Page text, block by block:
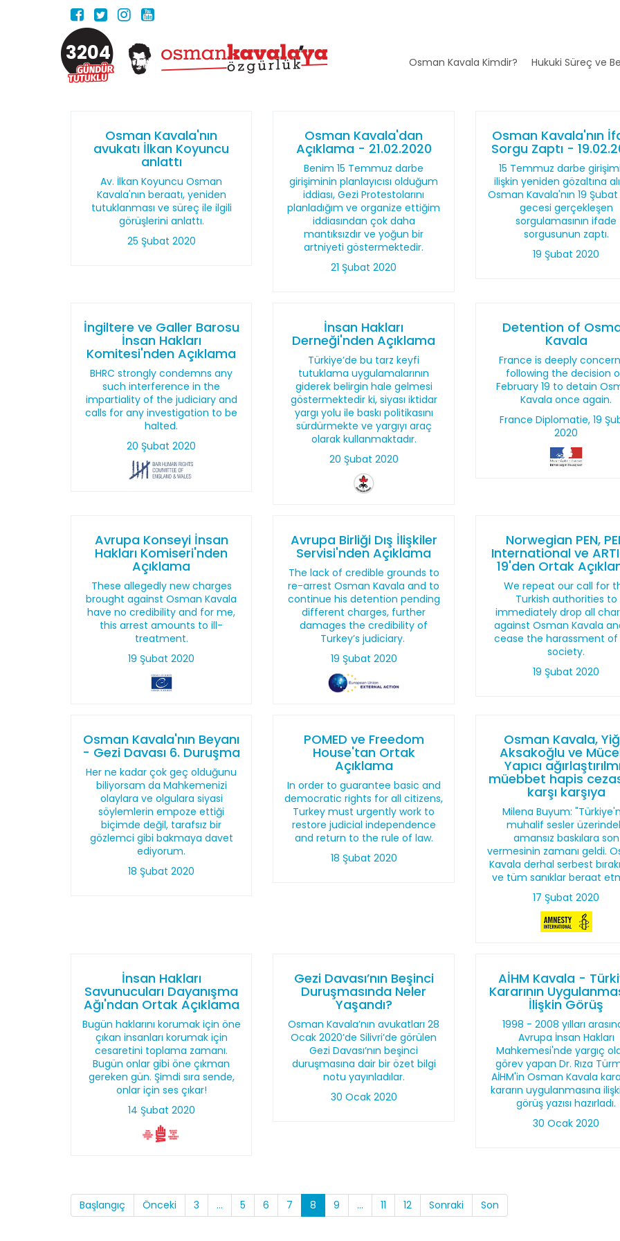
3204 Osman Kavala Kimdir? Hukuki Süreç ve
Osman Kavala'nın
avukatı İlkan Koyuncu
anlattı
Av. İlkan Koyuncu Osman
Kavala'nın beraatı, yeniden
tutuklanması ve süreç ile ilgili
görüşlerini anlattı.
25 Şubat 2020
Osman Kavala'dan
Açıklama - 21.02.2020
Benim 15 Temmuz darbe
girişiminin planlayıcısı olduğum
iddiası, Gezi Protestolarını
planladığım ve organize ettiğim
iddiasından çok daha
mantıksızdır ve yoğun bir
artniyeti göstermektedir.
21 Şubat 2020
Osman Kavala'nın
Sorgu Zaptı -
15 Temmuz darbe
ilişkin yeniden gözaltına
Osman Kavala'nın 19
gecesi gerçekleşen
sorgulamasının ifade
sorgusunun zaptı.
19 Şubat 2020
İngiltere ve Galler Barosu
İnsan Hakları
Komitesi'nden Açıklama
BHRC strongly condemns any
such interference in the
impartiality of the judiciary and
calls for any investigation to be
halted.
20 Şubat 2020
İnsan Hakları
Derneği'nden Açıklama
Türkiye’de bu tarz keyfi
tutuklama uygulamalarının
giderek belirgin hale gelmesi
göstermektedir ki, siyası iktidar
yargı yolu ile baskı politikasını
sürdürmekte ve yargıyı araç
olarak kullanmaktadır.
20 Şubat 2020
Detention of
Kavala
France is deeply
following the decision
February 19 to detain
Kavala once again.
France Diplomatie, 19
2020
Avrupa Konseyi İnsan
Hakları Komiseri'nden
Açıklama
These allegedly new charges
brought against Osman Kavala
have no credibility and for me,
this arrest amounts to ill-
treatment.
19 Şubat 2020
Avrupa Birliği Dış İlişkiler
Servisi'nden Açıklama
The lack of credible grounds to
re-arrest Osman Kavala and to
continue his detention pending
different charges, further
damages the credibility of
Turkey’s judiciary.
19 Şubat 2020
Norwegian PEN,
International ve
19'den Ortak
We repeat our call for
Turkish authorities to
immediately drop all
against Osman Kavala
cease the harassment of
society.
19 Şubat 2020
Osman Kavala'nın Beyanı
- Gezi Davası 6. Duruşma
Her ne kadar çok geç olduğunu
biliyorsam da Mahkemenizi
olaylara ve olgulara siyasi
söylemlerin empoze ettiği
biçimde değil, tarafsız bir
gözlemci gibi bakmaya davet
ediyorum.
18 Şubat 2020
POMED ve Freedom
House'tan Ortak
Açıklama
In order to guarantee basic and
democratic rights for all citizens,
Turkey must urgently work to
restore judicial independence
and return to the rule of law.
18 Şubat 2020
Osman Kavala,
Aksakoğlu ve
Yapıcı
müebbet hapis
karşı karşıya
Milena Buyum:
muhalif sesler
amansız baskılara son
vermesinin zamanı geldi.
Kavala derhal serbest
ve tüm sanıklar beraat
17 Şubat 2020
İnsan Hakları
Savunucuları Dayanışma
Ağı'ndan Ortak Açıklama
Bugün haklarını korumak için öne
çıkan insanları korumak için
cesaretini toplama zamanı.
Bugün onlar gibi öne çıkman
gereken gün. Şimdi sıra sende,
onlar için ses çıkar!
14 Şubat 2020
Gezi Davası’nın Beşinci
Duruşmasında Neler
Yaşandı?
Osman Kavala’nın avukatları 28
Ocak 2020’de Silivri’de görülen
Gezi Davası’nın beşinci
duruşmasına dair bir özet bilgi
notu yayınladılar.
30 Ocak 2020
AİHM Kavala -
Kararının
İlişkin Görüş
1998 - 2008 yılları
Avrupa İnsan Hakları
Mahkemesi'nde yargıç
görev yapan Dr. Rıza
AİHM'in Osman Kavala
kararın uygulanmasına
görüş yazısı hazırladı.
30 Ocak 2020
Başlangıç Önceki 3 ... 5 6 7 8 9 ... 11 12 Sonraki Son